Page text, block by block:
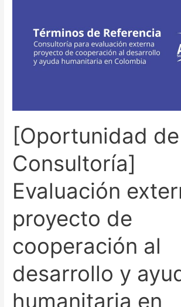
[Oportunidad de
Consultoría]
Evaluación
proyecto de
cooperación al
desarrollo y
humanitaria en
Consultoría]
Evaluación
externa
al
desarrollo
y
ayuda
humanitaria
Colombia